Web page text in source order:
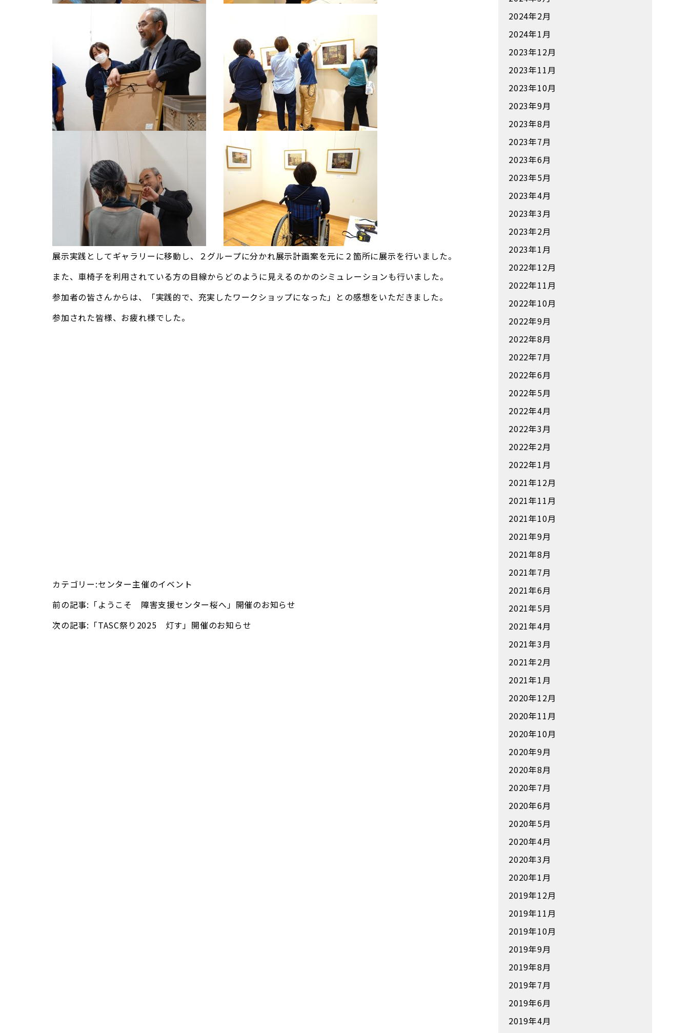
展示実践としてギャラリーに移動し、２グループに分かれ展示計画案を元に２箇所に展示を行いました。
また、車椅子を利用されている方の目線からどのように見えるのかのシミュレーションも行いました。
参加者の皆さんからは、「実践的で、充実したワークショップになった」との感想をいただきました。
参加された皆様、お疲れ様でした。
カテゴリー:センター主催のイベント
前の記事: 「ようこそ 障害支援センター桜へ」開催のお知らせ
次の記事: 「TASC祭り2025 灯す」開催のお知らせ
2024年2月
2024年1月
2023年12月
2023年11月
2023年10月
2023年9月
2023年8月
2023年7月
2023年6月
2023年5月
2023年4月
2023年3月
2023年2月
2023年1月
2022年12月
2022年11月
2022年10月
2022年9月
2022年8月
2022年7月
2022年6月
2022年5月
2022年4月
2022年3月
2022年2月
2022年1月
2021年12月
2021年11月
2021年10月
2021年9月
2021年8月
2021年7月
2021年6月
2021年5月
2021年4月
2021年3月
2021年2月
2021年1月
2020年12月
2020年11月
2020年10月
2020年9月
2020年8月
2020年7月
2020年6月
2020年5月
2020年4月
2020年3月
2020年1月
2019年12月
2019年11月
2019年10月
2019年9月
2019年8月
2019年7月
2019年6月
2019年4月